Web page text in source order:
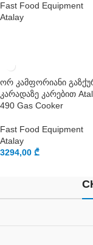
Fast Food Equipment
Atalay
ორ კამფორიანი
კარადაზე კარებით
490 Gas Cooker
Fast Food Equipment
Atalay
3294,00 ₾